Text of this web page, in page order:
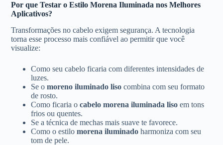
Por que Testar o Estilo Morena Iluminada nos Melhores
Aplicativos?
Transformações no cabelo exigem segurança. A tecnologia
torna esse processo mais confiável ao permitir que você
visualize:
Como seu cabelo ficaria com diferentes intensidades de
luzes.
Se omoreno iluminado liso combina com seu formato
de rosto.
Como ficaria ocabelo morena iluminada liso em tons
frios ou quentes.
Se a técnica de mechas mais suave te favorece.
Como o estilomorena iluminado harmoniza com seu
tom de pele.